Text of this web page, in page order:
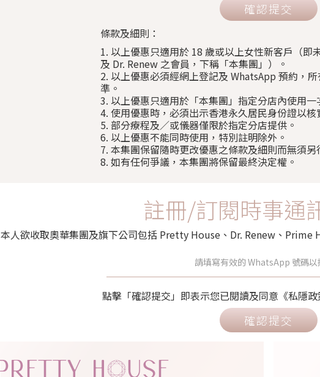
確認提交
條款及細則：
1. 以上優惠只適用於 18 歲或以上女性新客戶（
及 Dr. Renew 之會員，下稱「本集團」）。
2. 以上優惠必須經網上登記及 WhatsApp 預約，
準。
3. 以上優惠只適用於「本集團」指定分店內使用一
4. 使用優惠時，必須出示香港永久居民身份證以核
5. 部分療程及／或儀器僅限於指定分店提供。
6. 以上優惠不能同時使用，特別註明除外。
7. 本集團保留隨時更改優惠之條款及細則而無須另
8. 如有任何爭議，本集團將保留最終決定權。
註冊/訂閱時事通
本人欲收取奧華集團及旗下公司包括 Pretty House、Dr. Renew、Prime
點擊「確認提交」即表示您已閱讀及同意《私隱政
確認提交